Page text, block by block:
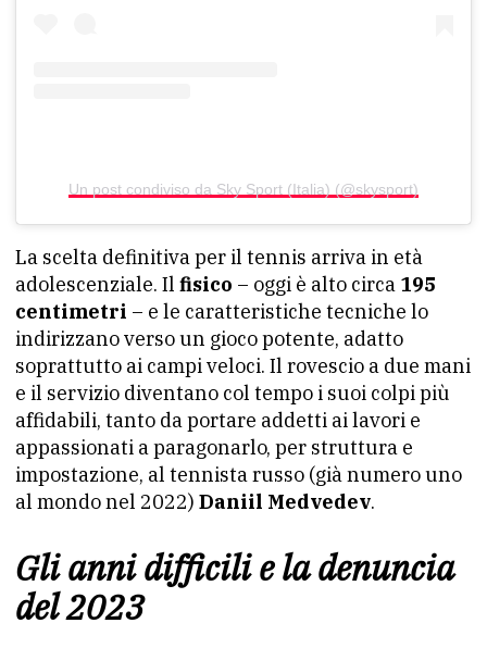
Un post condiviso da Sky Sport (Italia) (@skysport)
La scelta definitiva per il tennis arriva in età
adolescenziale. Il fisico – oggi è alto circa 195
centimetri – e le caratteristiche tecniche lo
indirizzano verso un gioco potente, adatto
soprattutto ai campi veloci. Il rovescio a due mani
e il servizio diventano col tempo i suoi colpi più
affidabili, tanto da portare addetti ai lavori e
appassionati a paragonarlo, per struttura e
impostazione, al tennista russo (già numero uno
al mondo nel 2022) Daniil Medvedev.
Gli anni difficili e la denuncia
del 2023